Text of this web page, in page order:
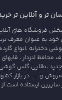
تر و آنلاین تر
فروشگاه های آنلاین
به عنوان معرف
،انواع
لنزدار ،
جدید ،طلایی گلس
و ..... در بازار
سایرین ایستاده